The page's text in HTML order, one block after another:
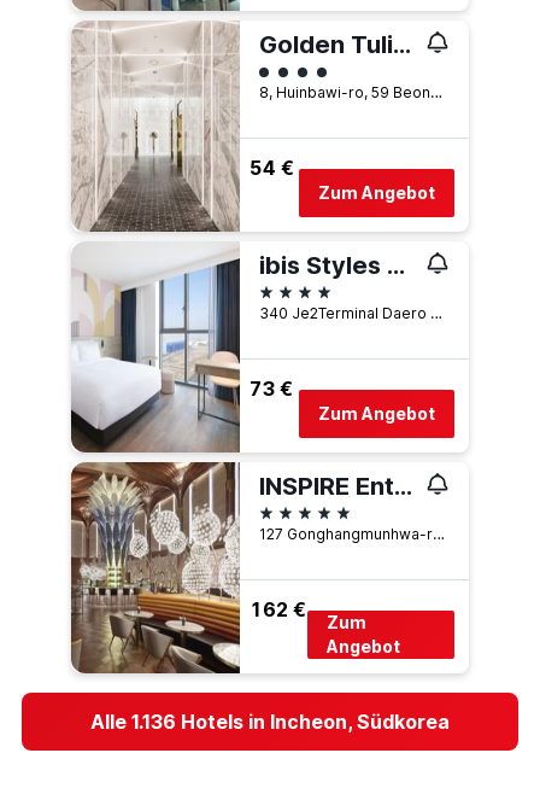
Golden Tulip Incheon Airport Hotel & Suites
Bewertungskategorie 4
8, Huinbawi-ro, 59 Beon-gil, Jung-gu, Incheon, Südkorea
54 €
Zum Angebot
ibis Styles Ambassador Incheon Airport
4 Sterne
340 Je2Terminal Daero Jung gu Ibc II, Incheon, Südkorea
73 €
Zum Angebot
INSPIRE Entertainment Resort
5 Sterne
127 Gonghangmunhwa-ro, Jung-gu, Incheon, Südkorea
162 €
Zum
Angebot
Alle 1.136 Hotels in Incheon, Südkorea